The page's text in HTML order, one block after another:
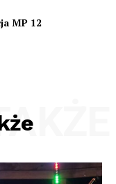
MP 12